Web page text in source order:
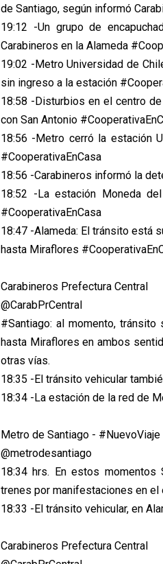
de Santiago, según informó
19:12 -Un grupo de
Carabineros en la Alameda
19:02 -Metro Universidad de
sin ingreso a la estación
18:58 -Disturbios en el centro
con San Antonio
18:56 -Metro cerró la estación
#CooperativaEnCasa
18:56 -Carabineros informó la
18:52 -La estación Moneda
#CooperativaEnCasa
18:47 -Alameda: El tránsito está
hasta Miraflores
Carabineros Prefectura Central
@CarabPrCentral
#Santiago: al momento,
hasta Miraflores en ambos
otras vías.
18:35 -El tránsito vehicular
18:34 -La estación de la red de
Metro de Santiago - #NuevoViaje
@metrodesantiago
18:34 hrs. En estos
trenes por manifestaciones en el
18:33 -El tránsito vehicular, en
Carabineros Prefectura Central